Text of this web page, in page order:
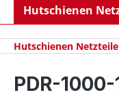
Hutschienen
Hutschienen Netzteile
PDR-